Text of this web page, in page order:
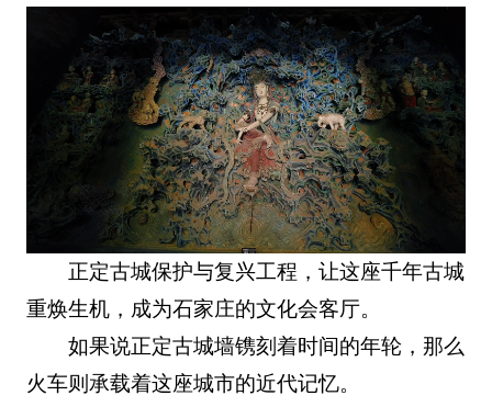
正定古城保护与复兴工程，让这座千年古城
重焕生机，成为石家庄的文化会客厅。
如果说正定古城墙镌刻着时间的年轮，那么
火车则承载着这座城市的近代记忆。